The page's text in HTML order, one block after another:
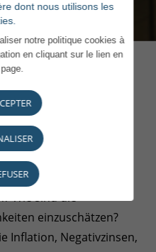
verändert.
Marktsituation und
auf Ihre persönlichen
Wie sind die
einzuschätzen?
Inflation, Negativzinsen,
dont nous utilisons les
notre politique cookies à
en cliquant sur le lien en